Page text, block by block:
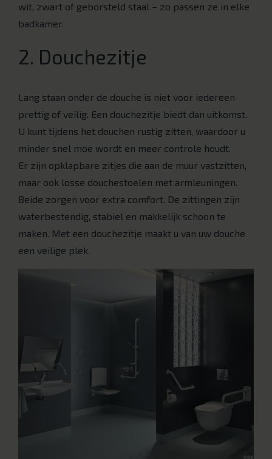
wit, zwart of geborsteld staal – zo passen ze in elke
badkamer.
2. Douchezitje
Lang staan onder de douche is niet voor iedereen
prettig of veilig. Een douchezitje biedt dan uitkomst.
U kunt tijdens het douchen rustig zitten, waardoor u
minder snel moe wordt en meer controle houdt.
Er zijn opklapbare zitjes die aan de muur vastzitten,
maar ook losse douchestoelen met armleuningen.
Beide zorgen voor extra comfort. De zittingen zijn
waterbestendig, stabiel en makkelijk schoon te
maken. Met een douchezitje maakt u van uw douche
een veilige plek.